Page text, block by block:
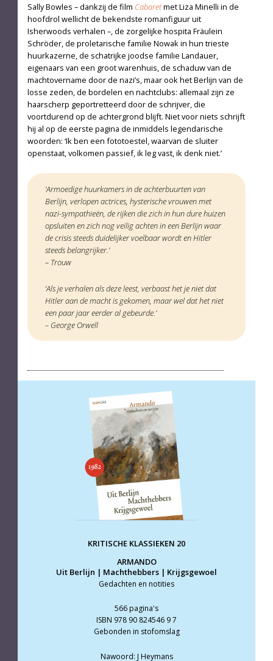
Sally Bowles – dankzij de film Cabaretmet Liza Minelli in de
hoofdrol wellicht de bekendste romanfiguur uit
Isherwoods verhalen –, de zorgelijke hospita Fräulein
Schröder, de proletarische familie Nowak in hun trieste
huurkazerne, de schatrijke joodse familie Landauer,
eigenaars van een groot warenhuis, de schaduw van de
machtovername door de nazi’s, maar ook het Berlijn van de
losse zeden, de bordelen en nachtclubs: allemaal zijn ze
haarscherp geportretteerd door de schrijver, die
voortdurend op de achtergrond blijft. Niet voor niets schrijft
hij al op de eerste pagina de inmiddels legendarische
woorden: ‘Ik ben een fototoestel, waarvan de sluiter
openstaat, volkomen passief, ik leg vast, ik denk niet.’
‘Armoedige huurkamers in de achterbuurten van
Berlijn, verlopen actrices, hysterische vrouwen met
nazi-sympathieën, de rijken die zich in hun dure huizen
opsluiten en zich nog veilig achten in een Berlijn waar
de crisis steeds duidelijker voelbaar wordt en Hitler
steeds belangrijker.’
– Trouw
‘Als je verhalen als deze leest, verbaast het je niet dat
Hitler aan de macht is gekomen, maar wel dat het niet
een paar jaar eerder al gebeurde.’
– George Orwell
KRITISCHE KLASSIEKEN 20
ARMANDO
Uit Berlijn | Machthebbers | Krijgsgewoel
Gedachten en notities
566 pagina's
ISBN 978 90 824546 9 7
Gebonden in stofomslag
Nawoord: J Heymans